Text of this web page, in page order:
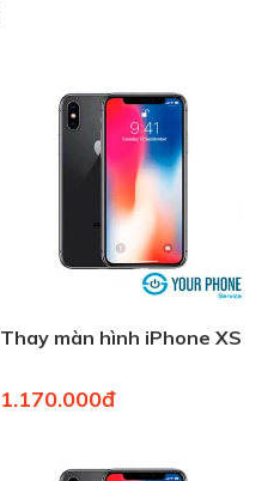
Thay màn hình iPhone XS
1.170.000đ